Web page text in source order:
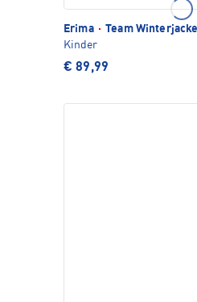
Erima · Team Winterjacke
Kinder
€ 89,99